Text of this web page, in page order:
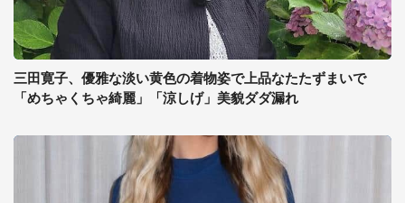
三田寛子、優雅な淡い黄色の着物姿で上品なたたずまいで
「めちゃくちゃ綺麗」「涼しげ」美貌ダダ漏れ